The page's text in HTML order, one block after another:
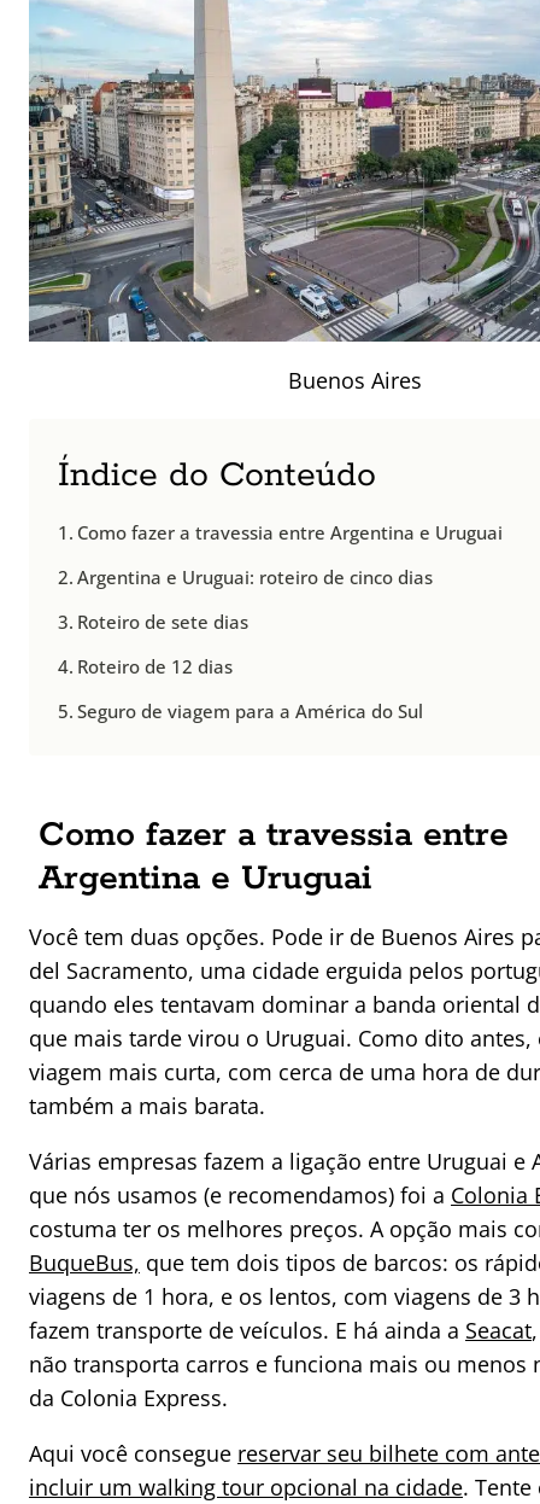
Buenos Aires
Índice do Conteúdo
Como fazer a travessia entre Argentina e Uruguai
Argentina e Uruguai: roteiro de cinco dias
Roteiro de sete dias
Roteiro de 12 dias
Seguro de viagem para a América do Sul
Como fazer a travessia entre
Argentina e Uruguai
Você tem duas opções. Pode ir de Buenos Aires
del Sacramento, uma cidade erguida pelos
quando eles tentavam dominar a banda oriental
que mais tarde virou o Uruguai. Como dito antes,
viagem mais curta, com cerca de uma hora de
também a mais barata.
Várias empresas fazem a ligação entre Uruguai e
que nós usamos (e recomendamos) foi a Colonia
costuma ter os melhores preços. A opção mais
BuqueBus, que tem dois tipos de barcos: os
viagens de 1 hora, e os lentos, com viagens de 3
fazem transporte de veículos. E há ainda a Seacat
não transporta carros e funciona mais ou menos
da Colonia Express.
Aqui você consegue reservar seu bilhete com
incluir um walking tour opcional na cidade.